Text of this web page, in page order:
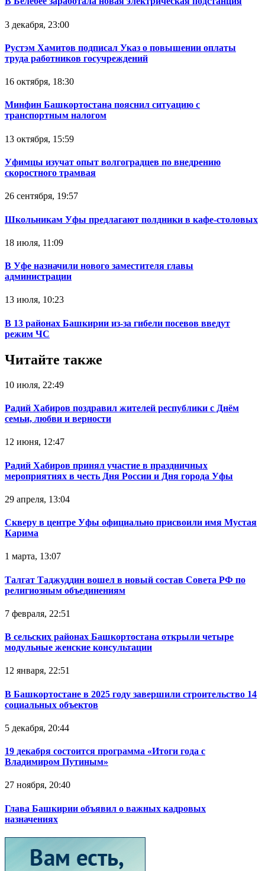
3 декабря, 23:00
Рустэм Хамитов подписал Указ о повышении оплаты
труда работников госучреждений
16 октября, 18:30
Минфин Башкортостана пояснил ситуацию с
транспортным налогом
13 октября, 15:59
Уфимцы изучат опыт волгоградцев по внедрению
скоростного трамвая
26 сентября, 19:57
Школьникам Уфы предлагают полдники в кафе-столовых
18 июля, 11:09
В Уфе назначили нового заместителя главы
администрации
13 июля, 10:23
В 13 районах Башкирии из-за гибели посевов введут
режим ЧС‍
Читайте также
10 июля, 22:49
Радий Хабиров поздравил жителей республики с Днём
семьи, любви и верности
12 июня, 12:47
Радий Хабиров принял участие в праздничных
мероприятиях в честь Дня России и Дня города Уфы
29 апреля, 13:04
Скверу в центре Уфы официально присвоили имя Мустая
Карима
1 марта, 13:07
Талгат Таджуддин вошел в новый состав Совета РФ по
религиозным объединениям
7 февраля, 22:51
В сельских районах Башкортостана открыли четыре
модульные женские консультации
12 января, 22:51
В Башкортостане в 2025 году завершили строительство 14
социальных объектов
5 декабря, 20:44
19 декабря состоится программа «Итоги года с
Владимиром Путиным»
27 ноября, 20:40
Глава Башкирии объявил о важных кадровых
назначениях